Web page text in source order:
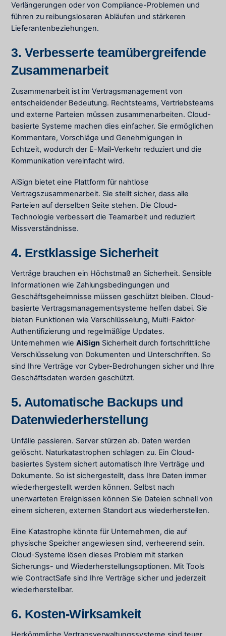
Verlängerungen oder von Compliance-Problemen und
führen zu reibungsloseren Abläufen und stärkeren
Lieferantenbeziehungen.
3. Verbesserte teamübergreifende
Zusammenarbeit
Zusammenarbeit ist im Vertragsmanagement von
entscheidender Bedeutung. Rechtsteams, Vertriebsteams
und externe Parteien müssen zusammenarbeiten. Cloud-
basierte Systeme machen dies einfacher. Sie ermöglichen
Kommentare, Vorschläge und Genehmigungen in
Echtzeit, wodurch der E-Mail-Verkehr reduziert und die
Kommunikation vereinfacht wird.
AiSign bietet eine Plattform für nahtlose
Vertragszusammenarbeit. Sie stellt sicher, dass alle
Parteien auf derselben Seite stehen. Die Cloud-
Technologie verbessert die Teamarbeit und reduziert
Missverständnisse.
4. Erstklassige Sicherheit
Verträge brauchen ein Höchstmaß an Sicherheit. Sensible
Informationen wie Zahlungsbedingungen und
Geschäftsgeheimnisse müssen geschützt bleiben. Cloud-
basierte Vertragsmanagementsysteme helfen dabei. Sie
bieten Funktionen wie Verschlüsselung, Multi-Faktor-
Authentifizierung und regelmäßige Updates.
Unternehmen wieAiSign Sicherheit durch fortschrittliche
Verschlüsselung von Dokumenten und Unterschriften. So
sind Ihre Verträge vor Cyber-Bedrohungen sicher und Ihre
Geschäftsdaten werden geschützt.
5. Automatische Backups und
Datenwiederherstellung
Unfälle passieren. Server stürzen ab. Daten werden
gelöscht. Naturkatastrophen schlagen zu. Ein Cloud-
basiertes System sichert automatisch Ihre Verträge und
Dokumente. So ist sichergestellt, dass Ihre Daten immer
wiederhergestellt werden können. Selbst nach
unerwarteten Ereignissen können Sie Dateien schnell von
einem sicheren, externen Standort aus wiederherstellen.
Eine Katastrophe könnte für Unternehmen, die auf
physische Speicher angewiesen sind, verheerend sein.
Cloud-Systeme lösen dieses Problem mit starken
Sicherungs- und Wiederherstellungsoptionen. Mit Tools
wie ContractSafe sind Ihre Verträge sicher und jederzeit
wiederherstellbar.
6. Kosten-Wirksamkeit